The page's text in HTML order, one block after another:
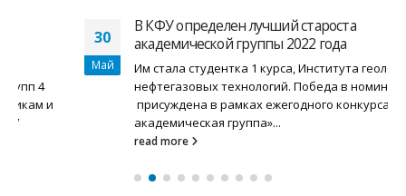
В КФУ определен лучший староста
академической группы 2022 года
Им стала студентка 1 курса, Института геологии и
нефтегазовых технологий. Победа в номинации
присуждена в рамках ежегодного конкурса «Лучшая
академическая группа»...